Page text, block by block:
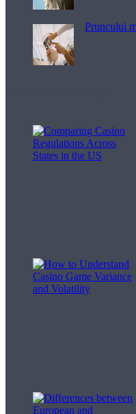
Pruncului